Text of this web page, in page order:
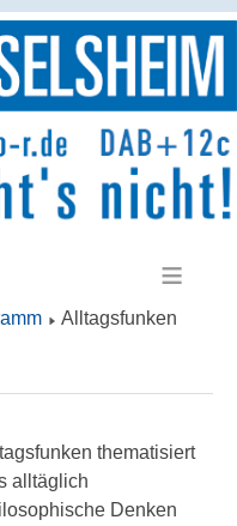
≡
Alltagsfunken
thematisiert
alltäglich
Denken